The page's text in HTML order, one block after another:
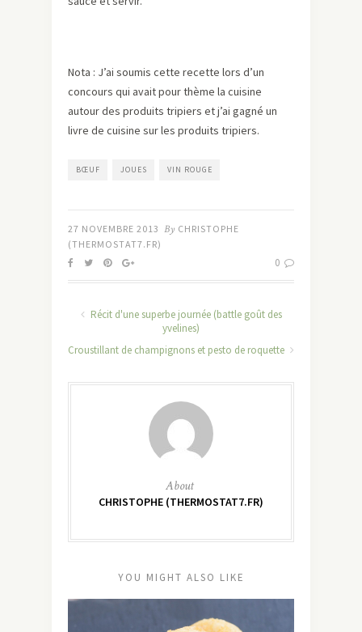
Nota : J’ai soumis cette recette lors d’un
concours qui avait pour thème la cuisine
autour des produits tripiers et j’ai gagné un
livre de cuisine sur les produits tripiers.
BŒUF JOUES VIN ROUGE
27 NOVEMBRE 2013 By CHRISTOPHE
(THERMOSTAT7.FR)
0
Récit d'une superbe journée (battle goût des
yvelines)
Croustillant de champignons et pesto de roquette
About
CHRISTOPHE (THERMOSTAT7.FR)
YOU MIGHT ALSO LIKE